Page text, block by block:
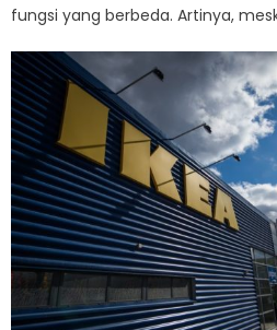
fungsi yang berbeda. Artinya,